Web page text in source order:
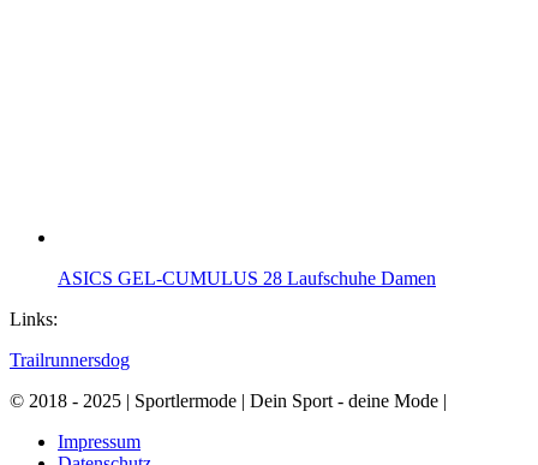
ASICS GEL-CUMULUS 28 Laufschuhe Damen
Links:
Trailrunnersdog
© 2018 - 2025 | Sportlermode | Dein Sport - deine Mode |
Impressum